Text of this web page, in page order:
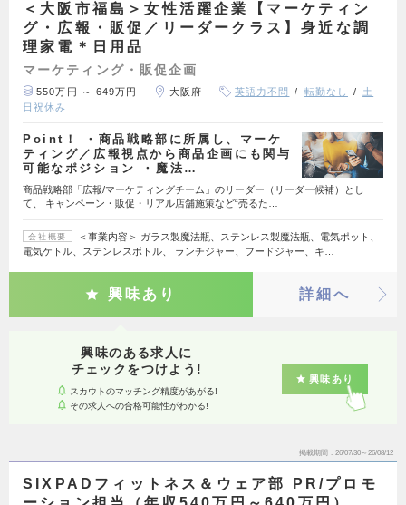
＜大阪市福島＞女性活躍企業【マーケティン
グ・広報・販促／リーダークラス】身近な調
理家電＊日用品
マーケティング・販促企画
550万円 ～ 649万円 大阪府 英語力不問 転勤なし
土
日祝休み
Point！ ・商品戦略部に所属し、マーケ
ティング／広報視点から商品企画にも関与
可能なポジション ・魔法…
商品戦略部「広報/マーケティングチーム」のリーダー（リーダー候補）とし
て、 キャンペーン・販促・リアル店舗施策など“売るた…
会社概要
＜事業内容＞ ガラス製魔法瓶、ステンレス製魔法瓶、電気ポット、
電気ケトル、ステンレスボトル、 ランチジャー、フードジャー、キ…
興味あり 詳細へ
興味のある求人に
チェックをつけよう!
スカウトのマッチング精度があがる!
その求人への合格可能性がわかる!
興味あり
掲載期間 26/07/30～26/08/12
SIXPADフィットネス＆ウェア部 PR/プロモ